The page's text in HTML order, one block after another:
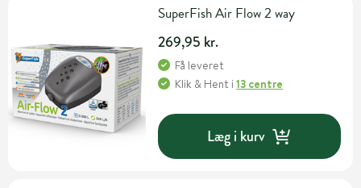
SuperFish Air Flow 2 way
269,95 kr.
Få leveret
Klik & Hent i13 centre
Læg i kurv